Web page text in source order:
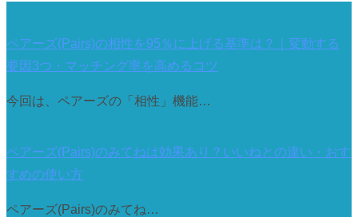
ペアーズ(Pairs)の相性を95％に上げる基準は？｜変動する
要因3つ・マッチング率を高めるコツ
今回は、ペアーズの「相性」機能…
ペアーズ(Pairs)のみてねは効果あり？いいねとの違い・おす
すめの使い方
ペアーズ(Pairs)のみてね…